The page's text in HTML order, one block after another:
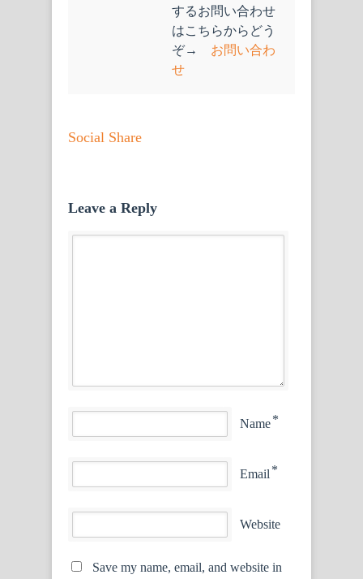
するお問い合わせ
はこちらからどう
ぞ→ お問い合わ
せ
Social Share
Leave a Reply
Name*
Email *
Website
Save my name, email, and website in